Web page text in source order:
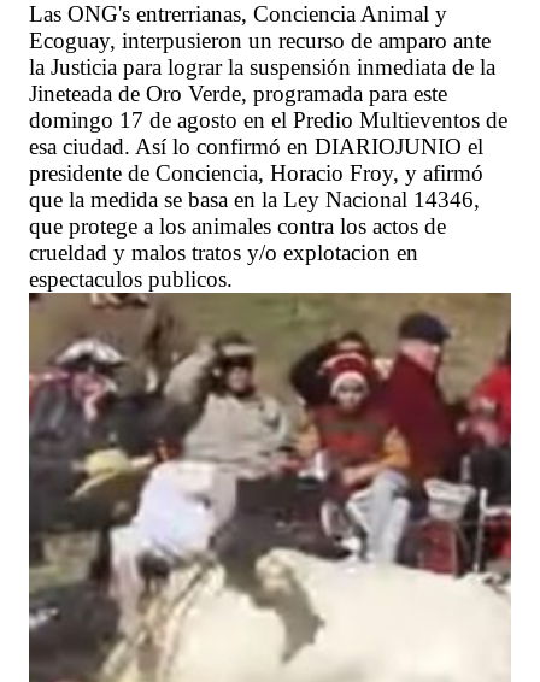
Las ONG's entrerrianas, Conciencia Animal y
Ecoguay, interpusieron un recurso de amparo ante
la Justicia para lograr la suspensión inmediata de la
Jineteada de Oro Verde, programada para este
domingo 17 de agosto en el Predio Multieventos de
esa ciudad. Así lo confirmó en DIARIOJUNIO el
presidente de Conciencia, Horacio Froy, y afirmó
que la medida se basa en la Ley Nacional 14346,
que protege a los animales contra los actos de
crueldad y malos tratos y/o explotacion en
espectaculos publicos.